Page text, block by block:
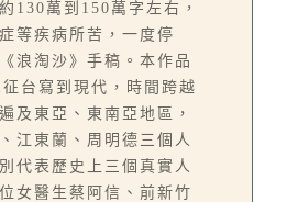
130萬到150萬字左右，
等疾病所苦，一度停
浪淘沙》手稿。本作品
台寫到現代，時間跨越
及東亞、東南亞地區，
江東蘭、周明德三個人
代表歷史上三個真實人
女醫生蔡阿信、前新竹